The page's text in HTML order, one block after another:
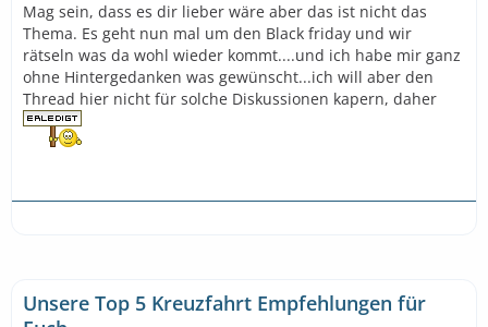
Mag sein, dass es dir lieber wäre aber das ist nicht das
Thema. Es geht nun mal um den Black friday und wir
rätseln was da wohl wieder kommt....und ich habe mir ganz
ohne Hintergedanken was gewünscht...ich will aber den
Thread hier nicht für solche Diskussionen kapern, daher
Unsere Top 5 Kreuzfahrt Empfehlungen für